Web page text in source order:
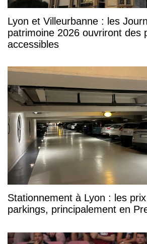
Lyon et Villeurbanne : les
patrimoine 2026 ouvriront des
accessibles
Stationnement à Lyon : les
parkings, principalement en